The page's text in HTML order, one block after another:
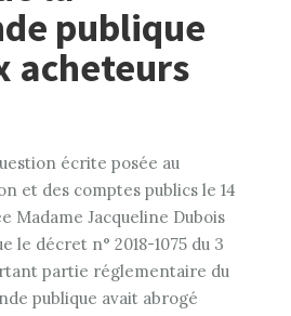
publique
acheteurs
écrite posée au
et des comptes publics le 14
Madame Jacqueline Dubois
le décret n° 2018-1075 du 3
partie réglementaire du
publique avait abrogé